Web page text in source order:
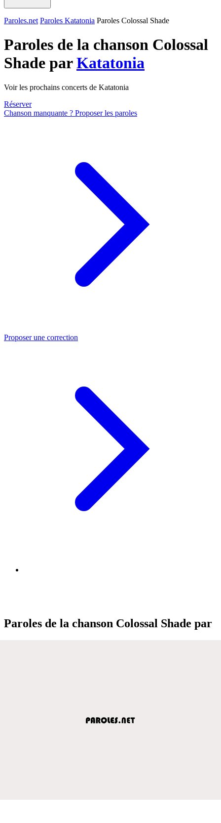
Paroles.net Paroles Katatonia Paroles Colossal Shade
Paroles de la chanson Colossal
Shade parKatatonia
Voir les prochains concerts de Katatonia
Réserver
Chanson manquante ? Proposer les paroles
Proposer une correction
Paroles de la chanson Colossal Shade par